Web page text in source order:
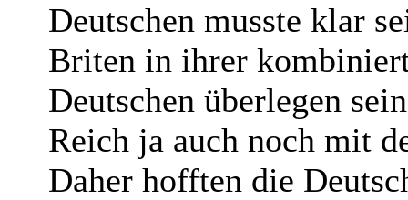
Deutschen musste klar
Briten in ihrer
Deutschen überlegen
Reich ja auch noch mit
Daher hofften die